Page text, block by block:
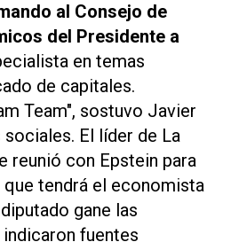
al Consejo de
del Presidente a
en temas
de capitales.
Team", sostuvo Javier
El líder de La
reunió con Epstein para
tendrá el economista
gane las
fuentes